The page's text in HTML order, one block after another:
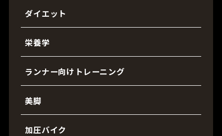
ダイエット
栄養学
ランナー向けトレーニング
美脚
加圧バイク